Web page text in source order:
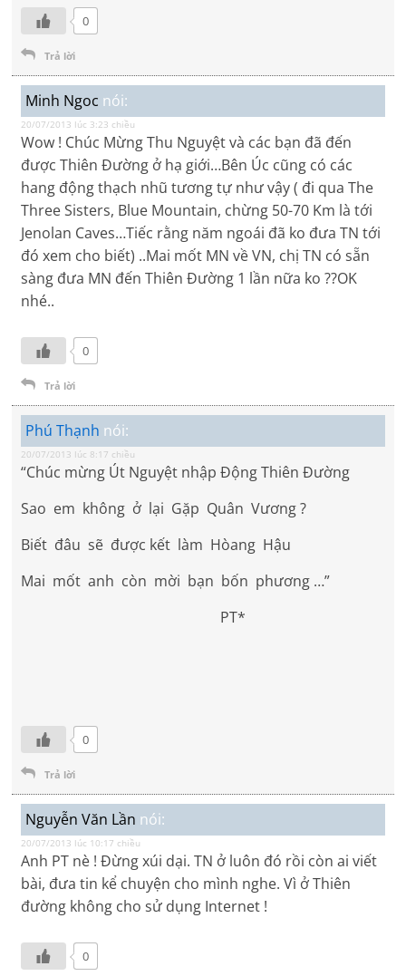
0
Trả lời
Minh Ngoc nói:
20/07/2013 lúc 3:23 chiều
Wow ! Chúc Mừng Thu Nguyệt và các bạn đã đến
được Thiên Đường ở hạ giới…Bên Úc cũng có các
hang động thạch nhũ tương tự như vậy ( đi qua The
Three Sisters, Blue Mountain, chừng 50-70 Km là tới
Jenolan Caves…Tiếc rằng năm ngoái đã ko đưa TN tới
đó xem cho biết) ..Mai mốt MN về VN, chị TN có sẵn
sàng đưa MN đến Thiên Đường 1 lần nữa ko ??OK
nhé..
0
Trả lời
Phú Thạnh nói:
20/07/2013 lúc 8:17 chiều
“Chúc mừng Út Nguyệt nhập Động Thiên Đường
Sao em không ở lại Gặp Quân Vương ?
Biết đâu sẽ được kết làm Hòang Hậu
Mai mốt anh còn mời bạn bốn phương …”
PT*
0
Trả lời
Nguyễn Văn Lần nói:
20/07/2013 lúc 10:17 chiều
Anh PT nè ! Đừng xúi dại. TN ở luôn đó rồi còn ai viết
bài, đưa tin kể chuyện cho mình nghe. Vì ở Thiên
đường không cho sử dụng Internet !
0